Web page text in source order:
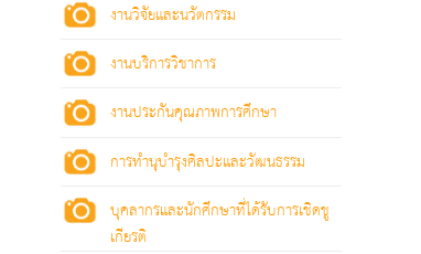
งานวิจัยและนวัตกรรม
งานบริการวิชาการ
งานประกันคุณภาพการศึกษา
การทำนุบำรุงศิลปะและวัฒนธรรม
บุคลากรและนักศึกษาที่ได้รับการเชิดชู
เกียรติ